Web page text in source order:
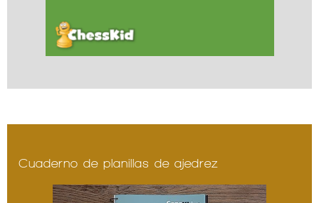
Cuaderno de planillas de ajedrez